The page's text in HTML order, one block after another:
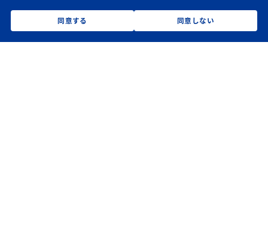
同意する 同意しない